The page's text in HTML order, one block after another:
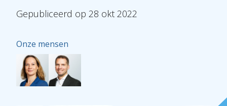
Gepubliceerd op 28 okt 2022
Onze mensen